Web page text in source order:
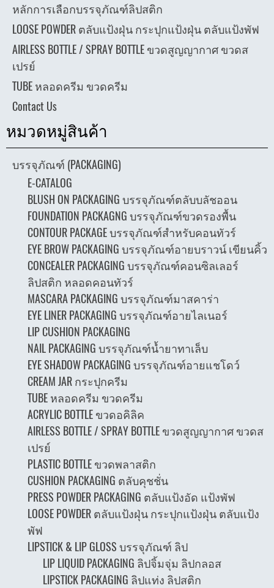
หลักการเลือกบรรจุภัณฑ์ลิปสติก
LOOSE POWDER ตลับแป้งฝุ่น กระปุกแป้งฝุ่น ตลับแป้งพัฟ
AIRLESS BOTTLE / SPRAY BOTTLE ขวดสูญญากาศ ขวดส
เปรย์
TUBE หลอดครีม ขวดครีม
Contact Us
หมวดหมู่สินค้า
บรรจุภัณฑ์ (PACKAGING)
E-CATALOG
BLUSH ON PACKAGING บรรจุภัณฑ์ตลับบลัชออน
FOUNDATION PACKAGNG บรรจุภัณฑ์ขวดรองพื้น
CONTOUR PACKAGE บรรจุภัณฑ์สำหรับคอนทัวร์
EYE BROW PACKAGING บรรจุภัณฑ์อายบราวน์ เขียนคิ้ว
CONCEALER PACKAGING บรรจุภัณฑ์คอนซิลเลอร์
ลิปสติก หลอดคอนทัวร์
MASCARA PACKAGING บรรจุภัณฑ์มาสคาร่า
EYE LINER PACKAGING บรรจุภัณฑ์อายไลเนอร์
LIP CUSHION PACKAGING
NAIL PACKAGING บรรจุภัณฑ์น้ำยาทาเล็บ
EYE SHADOW PACKAGING บรรจุภัณฑ์อายแชโดว์
CREAM JAR กระปุกครีม
TUBE หลอดครีม ขวดครีม
ACRYLIC BOTTLE ขวดอคิลิค
AIRLESS BOTTLE / SPRAY BOTTLE ขวดสูญญากาศ ขวดส
เปรย์
PLASTIC BOTTLE ขวดพลาสติก
CUSHION PACKAGING ตลับคุชชั่น
PRESS POWDER PACKAGING ตลับแป้งอัด แป้งพัฟ
LOOSE POWDER ตลับแป้งฝุ่น กระปุกแป้งฝุ่น ตลับแป้ง
พัฟ
LIPSTICK & LIP GLOSS บรรจุภัณฑ์ ลิป
LIP LIQUID PACKAGING ลิปจิ้มจุ่ม ลิปกลอส
LIPSTICK PACKAGING ลิปแท่ง ลิปสติก